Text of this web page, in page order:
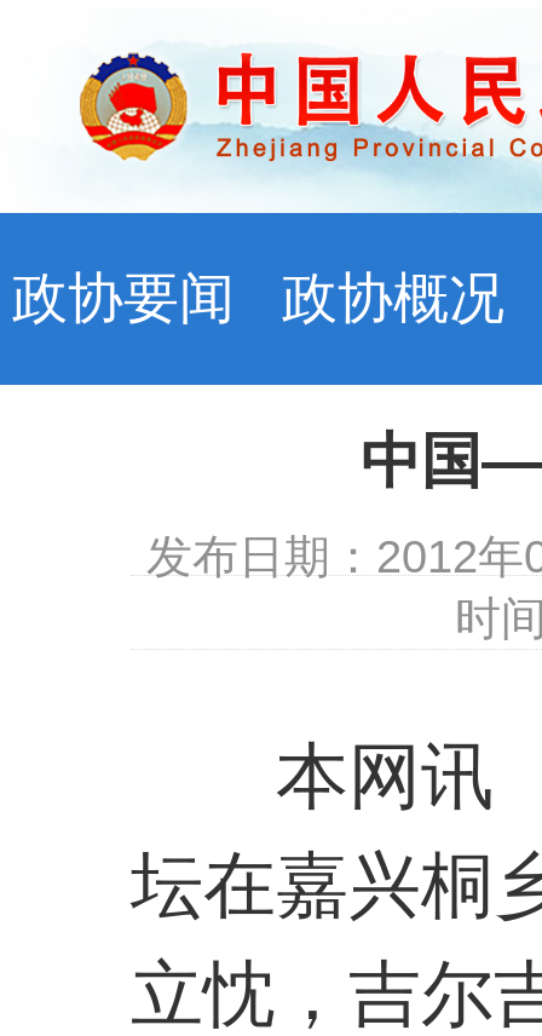
政协要闻 政协概况
中国—
发布日期：2012
时
本网讯 5
坛在嘉兴桐
立忱，吉尔